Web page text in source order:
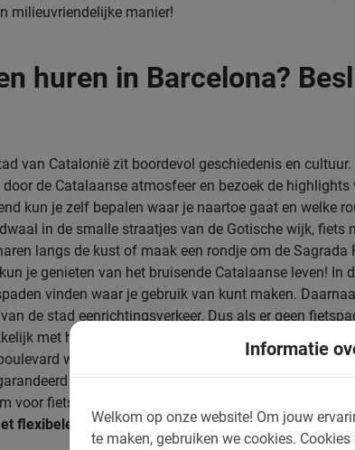
Informatie
Welkom op onze website! Om jouw
te maken, gebruiken we cookies.
milieuvriendelijke manier!
huren in Barcelona?
van Catalonië zit boordevol geschiedenis en
door de Catalaanse atmosfeer en bezoek de highlights
kun je zelf bepalen waar je naartoe gaat en welke
in de smalle straatjes van de Gotische wijk, fiets
langs de kust of maak een rondje om de Sagrada
je genieten van het bruisende Catalaanse leven! In
vinden waar je gebruik van kunt maken.
de stad eenrichtingsverkeer. Dus als er geen
met het verkeer mee trappen. Daarnaast is er
waar het aangenaam is om lekker in het
genieten!
voor fietsen huren met Baja Bikes! Wij bieden je
flexibele voorwaarden